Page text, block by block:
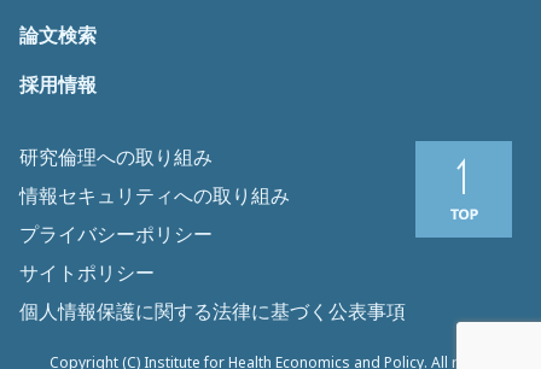
論文検索
採用情報
研究倫理への取り組み
情報セキュリティへの取り組み
プライバシーポリシー
サイトポリシー
個人情報保護に関する法律に基づく公表事項
Copyright (C) Institute for Health Economics and Policy. All rights